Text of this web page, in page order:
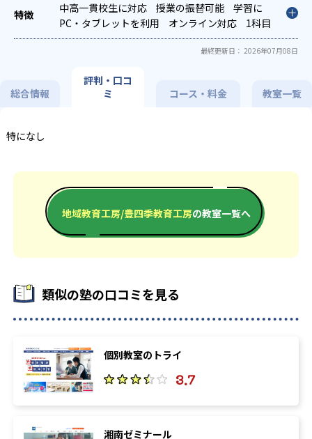
中高一貫校生に対応 授業の振替可能
学習に
PC・タブレットを利用
オンライン対応
1科目
から受講可能
最終更新日： 2026年07月08日
総合情報
評判・口コ
ミ
コース・料金 教室一覧
特になし
地域教育工房/豊四季教育工房の教室一覧へ
類似の塾の口コミを見る
個別教室のトライ
3.7
湘南ゼミナール